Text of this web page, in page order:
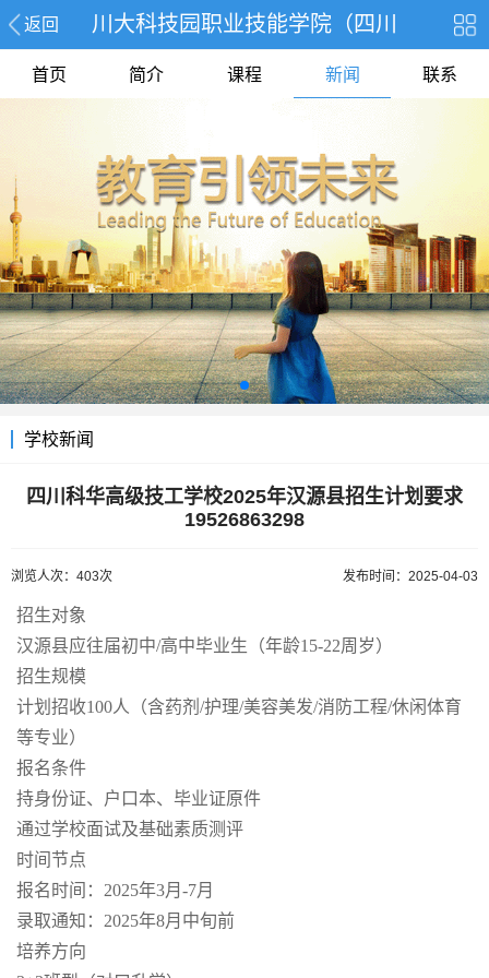
返回 川大科技园职业技能学院（四川
首页 简介 课程 新闻 联系
学校新闻
四川科华高级技工学校2025年汉源县招生计划要求
19526863298
浏览人次：403次 发布时间：2025-04-03
招生对象
汉源县应往届初中/高中毕业生（年龄15-22周岁）
招生规模
计划招收100人（含药剂/护理/美容美发/消防工程/休闲体育
等专业）
报名条件
持身份证、户口本、毕业证原件
通过学校面试及基础素质测评
时间节点
报名时间：2025年3月-7月
录取通知：2025年8月中旬前
培养方向